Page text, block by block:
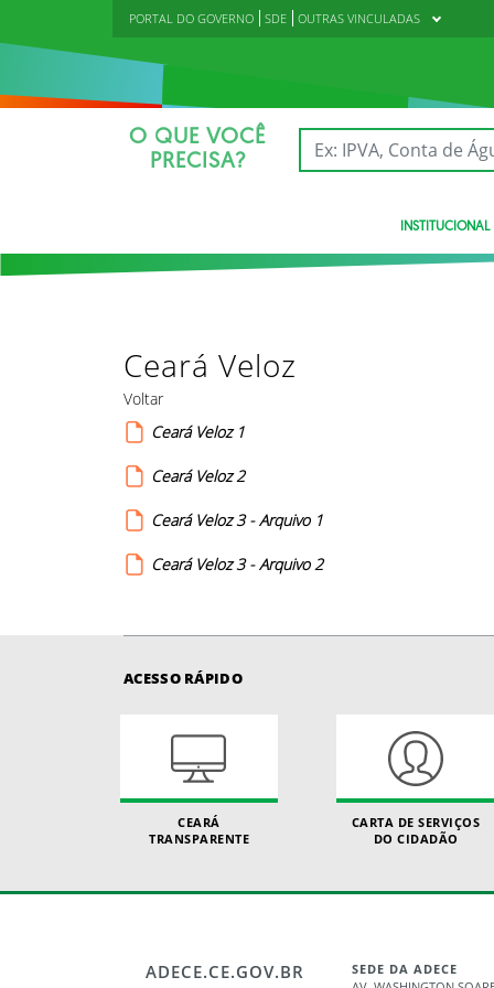
PORTAL DO GOVERNO SDE OUTRAS VINCULADAS
O QUE VOCÊ
PRECISA?
INSTITUCIONAL
Ceará Veloz
Voltar
Ceará Veloz 1
Ceará Veloz 2
Ceará Veloz 3 - Arquivo 1
Ceará Veloz 3 - Arquivo 2
ACESSO RÁPIDO
CEARÁ
TRANSPARENTE
CARTA DE SERVIÇOS
DO CIDADÃO
ADECE.CE.GOV.BR
SEDE DA ADECE